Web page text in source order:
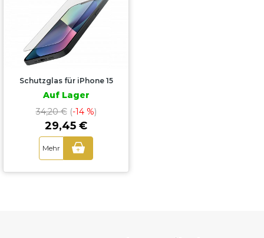
Schutzglas für iPhone 15
Auf Lager
34,20 €(-14 %)
29,45 €
Mehr +